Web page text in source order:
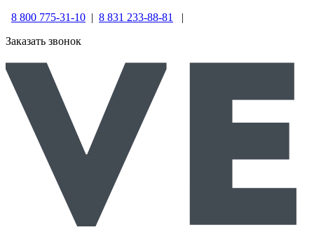
8 800 775-31-10 | 8 831 233-88-81
|
Заказать звонок